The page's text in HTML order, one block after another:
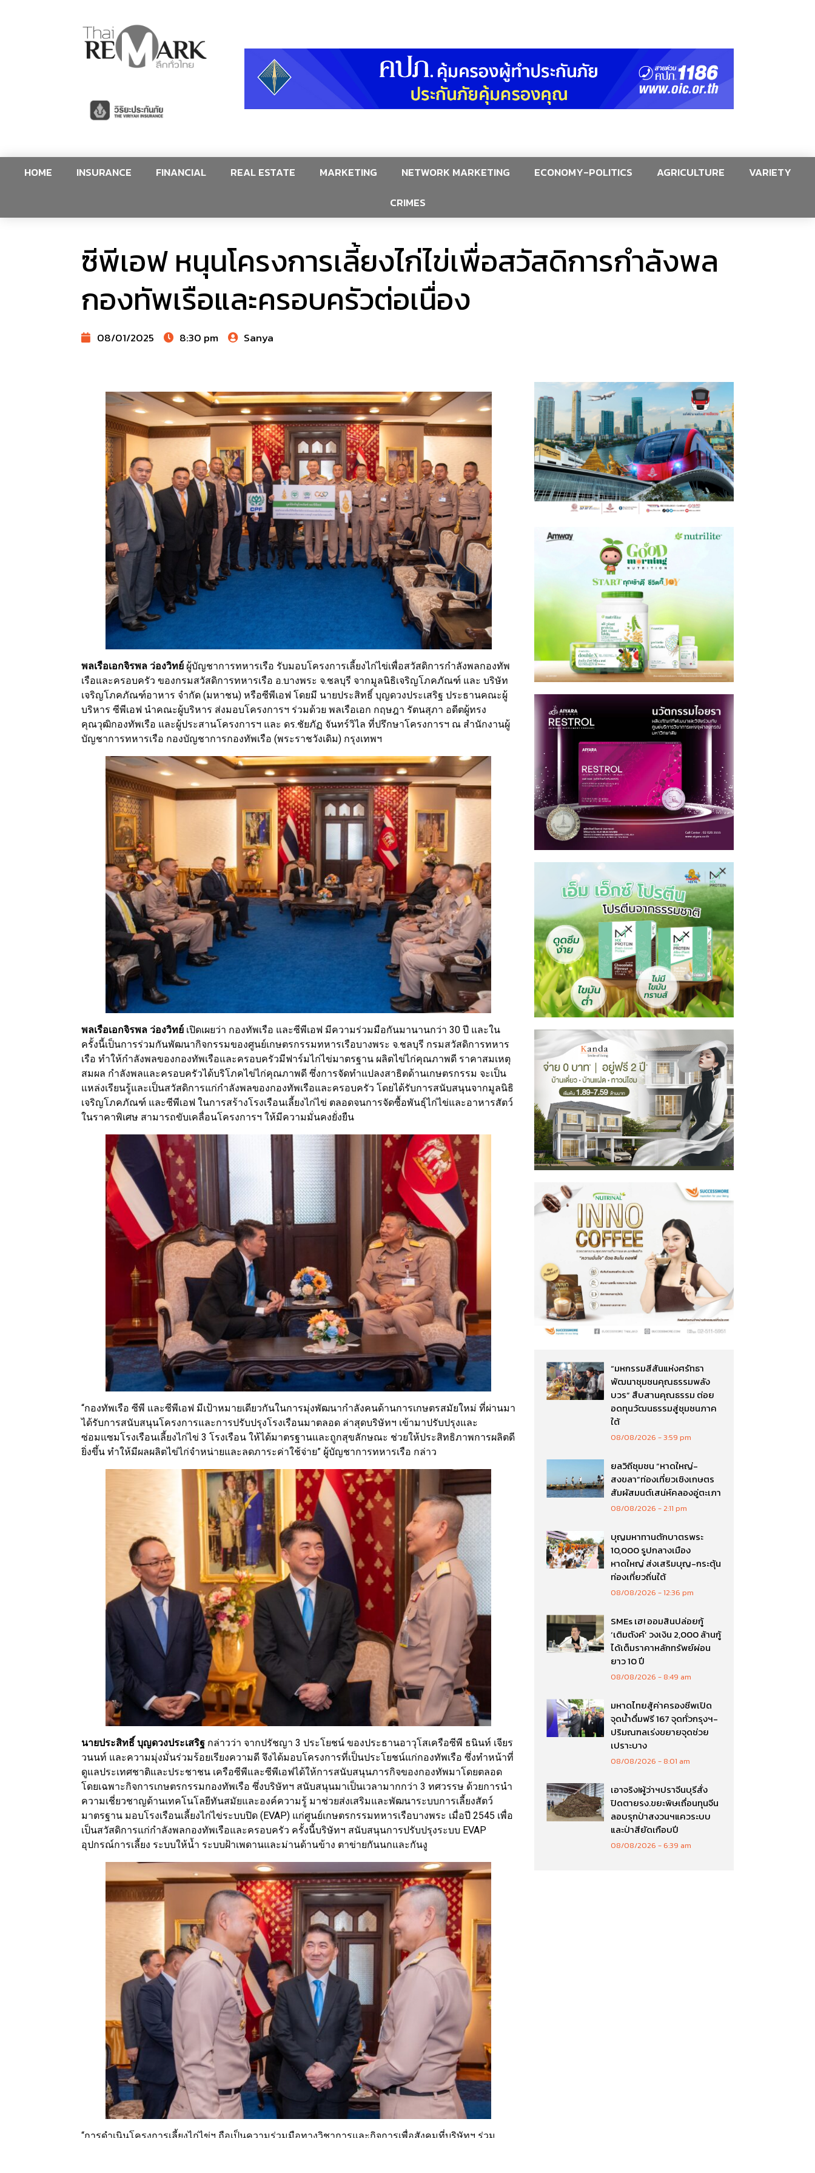
HOME INSURANCE FINANCIAL REAL ESTATE MARKETING NETWORK MARKETING ECONOMY-POLITICS AGRICULTURE
VARIETY
CRIMES
ซีพีเอฟ หนุนโครงการเลี้ยงไก่ไข่เพื่อสวัสดิการกำลังพล
กองทัพเรือและครอบครัวต่อเนื่อง
08/01/2025 8:30 pm Sanya
พลเรือเอกจิรพล ว่องวิทย์ ผู้บัญชาการทหารเรือ รับมอบโครงการเลี้ยงไก่ไข่เพื่อสวัสดิการกำลังพลกองทัพ
เรือและครอบครัว ของกรมสวัสดิการทหารเรือ อ.บางพระ จ.ชลบุรี จากมูลนิธิเจริญโภคภัณฑ์ และ บริษัท
เจริญโภคภัณฑ์อาหาร จำกัด (มหาชน) หรือซีพีเอฟ โดยมี นายประสิทธิ์ บุญดวงประเสริฐ ประธานคณะผู้
บริหาร ซีพีเอฟ นำคณะผู้บริหาร ส่งมอบโครงการฯ ร่วมด้วย พลเรือเอก กฤษฎา รัตนสุภา อดีตผู้ทรง
คุณวุฒิกองทัพเรือ และผู้ประสานโครงการฯ และ ดร.ชัยภัฏ จันทร์วิไล ที่ปรึกษาโครงการฯ ณ สำนักงานผู้
บัญชาการทหารเรือ กองบัญชาการกองทัพเรือ (พระราชวังเดิม) กรุงเทพฯ
พลเรือเอกจิรพล ว่องวิทย์ เปิดเผยว่า กองทัพเรือ และซีพีเอฟ มีความร่วมมือกันมานานกว่า 30 ปี และใน
ครั้งนี้เป็นการร่วมกันพัฒนากิจกรรมของศูนย์เกษตรกรรมทหารเรือบางพระ จ.ชลบุรี กรมสวัสดิการทหาร
เรือ ทำให้กำลังพลของกองทัพเรือและครอบครัวมีฟาร์มไก่ไข่มาตรฐาน ผลิตไข่ไก่คุณภาพดี ราคาสมเหตุ
สมผล กำลังพลและครอบครัวได้บริโภคไข่ไก่คุณภาพดี ซึ่งการจัดทำแปลงสาธิตด้านเกษตรกรรม จะเป็น
แหล่งเรียนรู้และเป็นสวัสดิการแก่กำลังพลของกองทัพเรือและครอบครัว โดยได้รับการสนับสนุนจากมูลนิธิ
เจริญโภคภัณฑ์ และซีพีเอฟ ในการสร้างโรงเรือนเลี้ยงไก่ไข่ ตลอดจนการจัดซื้อพันธุ์ไก่ไข่และอาหารสัตว์
ในราคาพิเศษ สามารถขับเคลื่อนโครงการฯ ให้มีความมั่นคงยั่งยืน
“กองทัพเรือ ซีพี และซีพีเอฟ มีเป้าหมายเดียวกันในการมุ่งพัฒนากำลังคนด้านการเกษตรสมัยใหม่ ที่ผ่านมา
ได้รับการสนับสนุนโครงการและการปรับปรุงโรงเรือนมาตลอด ล่าสุดบริษัทฯ เข้ามาปรับปรุงและ
ซ่อมแซมโรงเรือนเลี้ยงไก่ไข่ 3 โรงเรือน ให้ได้มาตรฐานและถูกสุขลักษณะ ช่วยให้ประสิทธิภาพการผลิตดี
ยิ่งขึ้น ทำให้มีผลผลิตไข่ไก่จำหน่ายและลดภาระค่าใช้จ่าย” ผู้บัญชาการทหารเรือ กล่าว
นายประสิทธิ์ บุญดวงประเสริฐ กล่าวว่า จากปรัชญา 3 ประโยชน์ ของประธานอาวุโสเครือซีพี ธนินท์ เจียร
วนนท์ และความมุ่งมั่นร่วมร้อยเรียงความดี จึงได้มอบโครงการที่เป็นประโยชน์แก่กองทัพเรือ ซึ่งทำหน้าที่
ดูแลประเทศชาติและประชาชน เครือซีพีและซีพีเอฟได้ให้การสนับสนุนภารกิจของกองทัพมาโดยตลอด
โดยเฉพาะกิจการเกษตรกรรมกองทัพเรือ ซึ่งบริษัทฯ สนับสนุนมาเป็นเวลามากกว่า 3 ทศวรรษ ด้วยการนำ
ความเชี่ยวชาญด้านเทคโนโลยีทันสมัยและองค์ความรู้ มาช่วยส่งเสริมและพัฒนาระบบการเลี้ยงสัตว์
มาตรฐาน มอบโรงเรือนเลี้ยงไก่ไข่ระบบปิด (EVAP) แก่ศูนย์เกษตรกรรมทหารเรือบางพระ เมื่อปี 2545 เพื่อ
เป็นสวัสดิการแก่กำลังพลกองทัพเรือและครอบครัว ครั้งนี้บริษัทฯ สนับสนุนการปรับปรุงระบบ EVAP
อุปกรณ์การเลี้ยง ระบบให้น้ำ ระบบฝ้าเพดานและม่านด้านข้าง ตาข่ายกันนกและกันงู
“การดำเนินโครงการเลี้ยงไก่ไข่ฯ ถือเป็นความร่วมมือทางวิชาการและกิจการเพื่อสังคมที่บริษัทฯ ร่วม
“มหกรรมสีสันแห่งศรัทธา
พัฒนาชุมชนคุณธรรมพลัง
บวร” สืบสานคุณธรรม ต่อย
อดทุนวัฒนธรรมสู่ชุมชนภาค
ใต้
08/08/2026 3:59 pm
ยลวิถีชุมชน “หาดใหญ่-
สงขลา”ท่องเที่ยวเชิงเกษตร
สัมผัสมนต์เสน่ห์คลองอู่ตะเภา
08/08/2026 2:11 pm
บุญมหาทานตักบาตรพระ
10,000 รูปกลางเมือง
หาดใหญ่ ส่งเสริมบุญ-กระตุ้น
ท่องเที่ยวถิ่นใต้
08/08/2026 12:36 pm
SMEs เฮ! ออมสินปล่อยกู้
‘เติมตังค์’ วงเงิน 2,000 ล้านกู้
ได้เต็มราคาหลักทรัพย์ผ่อน
ยาว 10 ปี
08/08/2026 8:49 am
มหาดไทยสู้ค่าครองชีพเปิด
จุดน้ำดื่มฟรี 167 จุดทั่วกรุงฯ-
ปริมณฑลเร่งขยายจุดช่วย
เปราะบาง
08/08/2026 8:01 am
เอาจริง!ผู้ว่าฯปราจีนบุรีสั่ง
ปิดตายรง.ขยะพิษเถื่อนทุนจีน
ลอบรุกป่าสงวนฯแควระบบ
และป่าสียัดเกือบปี
08/08/2026 6:39 am